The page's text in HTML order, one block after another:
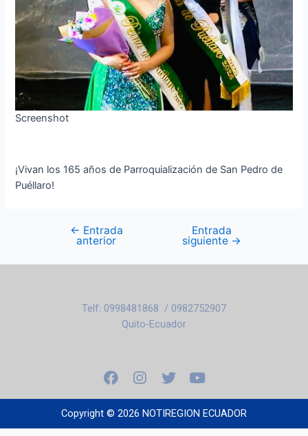
Screenshot
¡Vivan los 165 años de Parroquialización de San Pedro de
Puéllaro!
← Entrada
anterior
Entrada
siguiente →
Telf: 0998481868 / 0982752907
Quito-Ecuador
F
a
c
e
b
I
n
s
t
a
T
w
i
t
t
Y
o
u
t
u
Copyright © 2026 NOTIREGION ECUADOR